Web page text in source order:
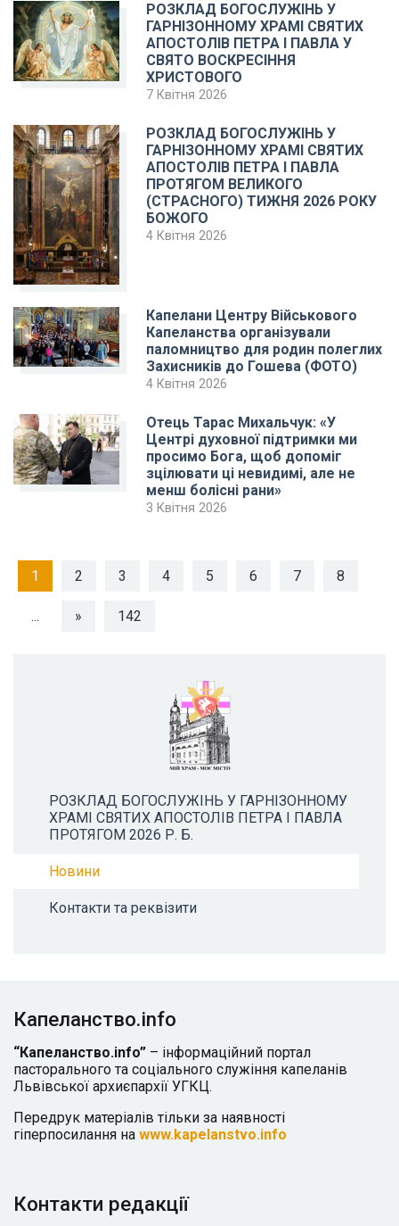
РОЗКЛАД БОГОСЛУЖІНЬ У
ГАРНІЗОННОМУ ХРАМІ СВЯТИХ
АПОСТОЛІВ ПЕТРА І ПАВЛА У
СВЯТО ВОСКРЕСІННЯ
ХРИСТОВОГО
7 Квітня 2026
РОЗКЛАД БОГОСЛУЖІНЬ У
ГАРНІЗОННОМУ ХРАМІ СВЯТИХ
АПОСТОЛІВ ПЕТРА І ПАВЛА
ПРОТЯГОМ ВЕЛИКОГО
(СТРАСНОГО) ТИЖНЯ 2026 РОКУ
БОЖОГО
4 Квітня 2026
Капелани Центру Військового
Капеланства організували
паломництво для родин полеглих
Захисників до Гошева (ФОТО)
4 Квітня 2026
Отець Тарас Михальчук: «У
Центрі духовної підтримки ми
просимо Бога, щоб допоміг
зцілювати ці невидимі, але не
менш болісні рани»
3 Квітня 2026
1 2 3 4 5 6 7 8
... » 142
РОЗКЛАД БОГОСЛУЖІНЬ У ГАРНІЗОННОМУ
ХРАМІ СВЯТИХ АПОСТОЛІВ ПЕТРА І ПАВЛА
ПРОТЯГОМ 2026 Р. Б.
Новини
Контакти та реквізити
Капеланство.info
“Капеланство.info” – інформаційний портал
пасторального та соціального служіння капеланів
Львівської архиєпархії УГКЦ.
Передрук матеріалів тільки за наявності
гіперпосилання на www.kapelanstvo.info
Контакти редакції